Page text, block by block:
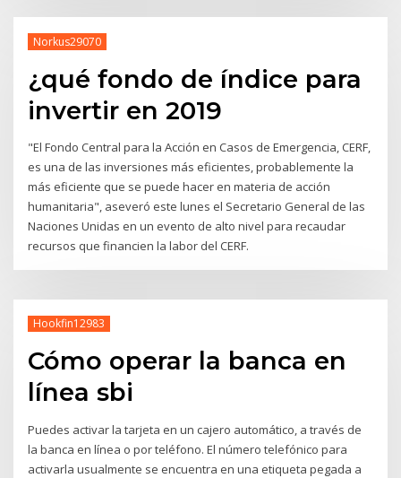
Norkus29070
¿qué fondo de índice para
invertir en 2019
"El Fondo Central para la Acción en Casos de Emergencia, CERF,
es una de las inversiones más eficientes, probablemente la
más eficiente que se puede hacer en materia de acción
humanitaria", aseveró este lunes el Secretario General de las
Naciones Unidas en un evento de alto nivel para recaudar
recursos que financien la labor del CERF.
Hookfin12983
Cómo operar la banca en
línea sbi
Puedes activar la tarjeta en un cajero automático, a través de
la banca en línea o por teléfono. El número telefónico para
activarla usualmente se encuentra en una etiqueta pegada a